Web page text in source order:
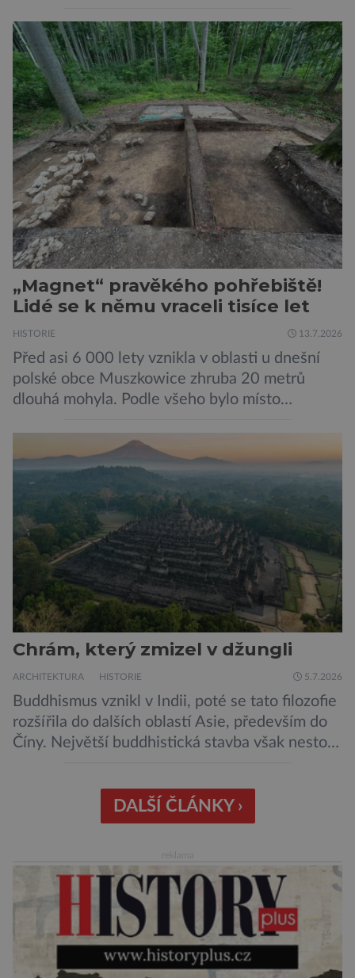
v Hodoníně u Kunštátu. Jeho pozůstatky byly
nedávno odkrývány archeology. Někteří z asi
1400 Romů a Sintů, kteří byli v táboře
internováni, v něm vydechli naposledy. Jiné
čekal transport do […]
„Magnet“ pravěkého pohřebiště!
Lidé se k němu vraceli tisíce let
HISTORIE 13.7.2026
Před asi 6 000 lety vznikla v oblasti u dnešní
polské obce Muszkowice zhruba 20 metrů
dlouhá mohyla. Podle všeho bylo místo
soudí z dalších, o dost mladších kruhových
mohyl, které se nacházejí v ose té starší. Na
archeologických pracích se podíleli experti ze
Západočeské univerzity v Plzni, […]
Chrám, který zmizel v džungli
ARCHITEKTURA HISTORIE 5.7.2026
Buddhismus vznikl v Indii, poté se tato filozofie
rozšířila do dalších oblastí Asie, především do
Číny. Největší buddhistická stavba však nestojí
ostrově, který patří Indonésii Velkolepý chrám
zvaný Borobudur vznikl někdy kolem roku 800.
DALŠÍ ČLÁNKY ›